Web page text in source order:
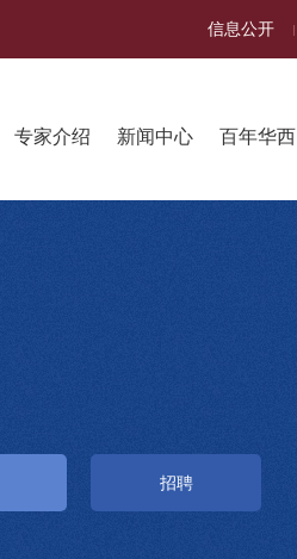
信息公开
专家介绍 新闻中心 百年华西
招聘